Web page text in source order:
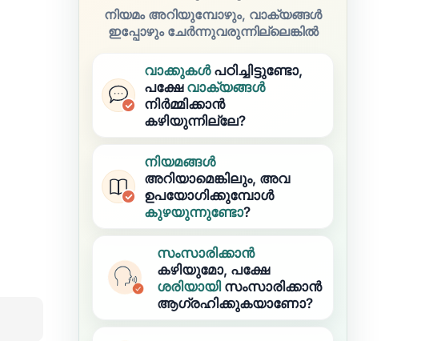
നിയമം അറിയുമ്പോഴും, വാക്യങ്ങൾ
ഇപ്പോഴും ചേർന്നുവരുന്നില്ലെങ്കിൽ
വാക്കുകൾപഠിച്ചിട്ടുണ്ടോ,
പക്ഷേവാക്യങ്ങൾ
നിർമ്മിക്കാൻ
കഴിയുന്നില്ലേ?
നിയമങ്ങൾ
അറിയാമെങ്കിലും, അവ
ഉപയോഗിക്കുമ്പോൾ
കുഴയുന്നുണ്ടോ?
സംസാരിക്കാൻ
കഴിയുമോ, പക്ഷേ
ശരിയായിസംസാരിക്കാൻ
ആഗ്രഹിക്കുകയാണോ?